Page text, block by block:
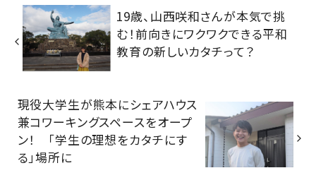
19歳、山西咲和さんが本気で挑
む！前向きにワクワクできる平和
教育の新しいカタチって？
現役大学生が熊本にシェアハウス
兼コワーキングスペースをオープ
ン！ 「学生の理想をカタチにす
る」場所に